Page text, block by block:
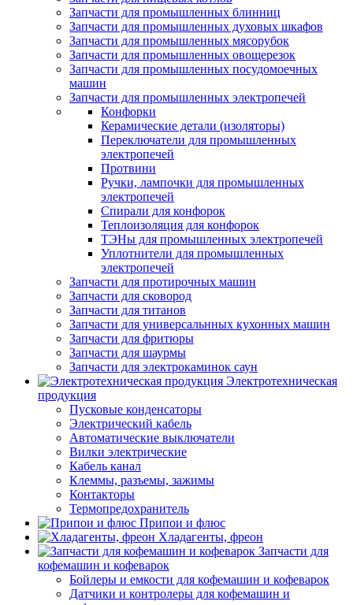
Запчасти для промышленных блинниц
Запчасти для промышленных духовых шкафов
Запчасти для промышленных мясорубок
Запчасти для промышленных овощерезок
Запчасти для промышленных посудомоечных
машин
Запчасти для промышленных электропечей
Конфорки
Керамические детали (изоляторы)
Переключатели для промышленных
электропечей
Протвини
Ручки, лампочки для промышленных
электропечей
Спирали для конфорок
Теплоизоляция для конфорок
ТЭНы для промышленных электропечей
Уплотнители для промышленных
электропечей
Запчасти для протирочных машин
Запчасти для сковород
Запчасти для титанов
Запчасти для универсальнных кухонных машин
Запчасти для фритюры
Запчасти для шаурмы
Запчасти для электрокаминок саун
Электротехническая
продукция
Пусковые конденсаторы
Электрический кабель
Автоматические выключатели
Вилки электрические
Кабель канал
Клеммы, разъемы, зажимы
Контакторы
Термопредохранитель
Припои и флюс
Хладагенты, фреон
Запчасти для
кофемашин и кофеварок
Бойлеры и емкости для кофемашин и кофеварок
Датчики и контролеры для кофемашин и